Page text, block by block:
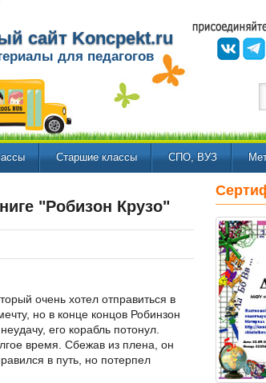
сайт Koncpekt.ru
для педагогов
Старшие классы СПО, ВУЗ
"Робизон Крузо"
очень хотел отправиться в
но в конце концов Робинзон
его корабль потонул.
время. Сбежав из плена, он
в путь, но потерпел